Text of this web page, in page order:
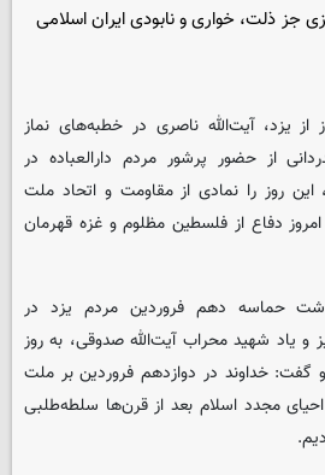
جز ذلت، خواری و نابودی ایران اسلامی
از یزد، آیت‌الله ناصری در خطبه‌های نماز
از حضور پرشور مردم دارالعباده در
روز را نمادی از مقاومت و اتحاد ملت
دفاع از فلسطین مظلوم و غزه قهرمان
حماسه دهم فروردین مردم یزد در
یاد شهید محراب آیت‌الله صدوقی، به روز
گفت: خداوند در دوازدهم فروردین بر ملت
مجدد اسلام بعد از قرن‌ها سلطه‌طلبی